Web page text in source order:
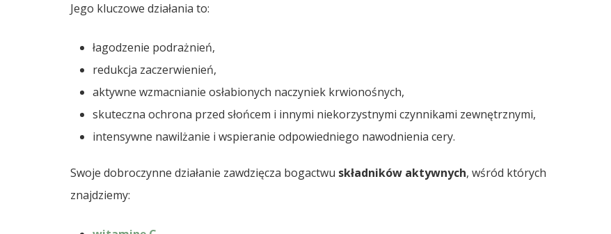
Jego kluczowe działania to:
łagodzenie podrażnień,
redukcja zaczerwienień,
aktywne wzmacnianie osłabionych naczyniek krwionośnych,
skuteczna ochrona przed słońcem i innymi niekorzystnymi czynnikami zewnętrznymi,
intensywne nawilżanie i wspieranie odpowiedniego nawodnienia cery.
Swoje dobroczynne działanie zawdzięcza bogactwu składników aktywnych, wśród których
znajdziemy: